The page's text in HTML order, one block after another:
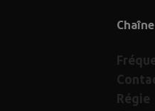
Chaîne
Régie